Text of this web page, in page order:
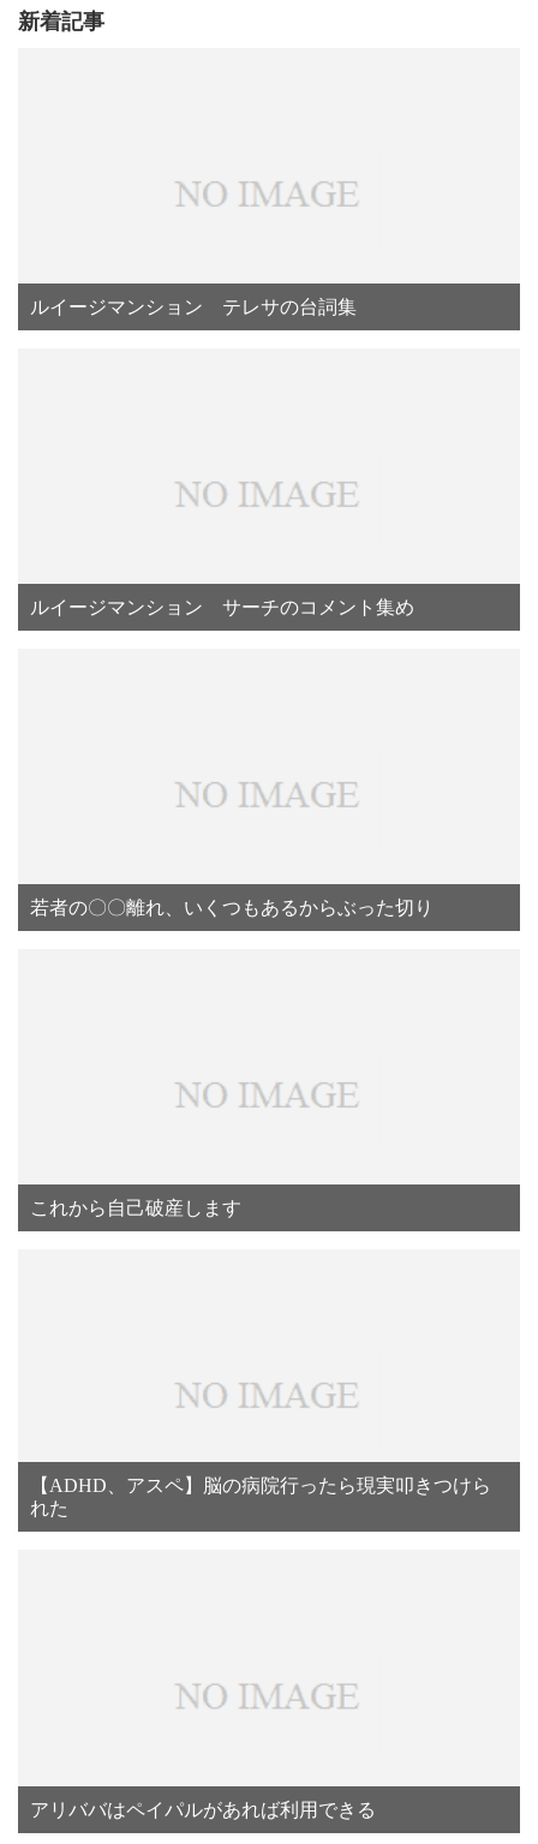
新着記事
ルイージマンション テレサの台詞集
ルイージマンション サーチのコメント集め
若者の〇〇離れ、いくつもあるからぶった切り
これから自己破産します
【ADHD、アスペ】脳の病院行ったら現実叩きつけら
れた
アリババはペイパルがあれば利用できる